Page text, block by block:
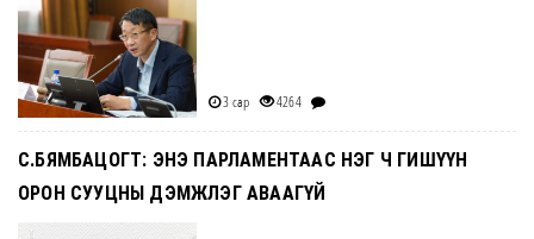
3 сар 4264
С.БЯМБАЦОГТ: ЭНЭ ПАРЛАМЕНТААС НЭГ Ч ГИШҮҮН
ОРОН СУУЦНЫ ДЭМЖЛЭГ АВААГҮЙ